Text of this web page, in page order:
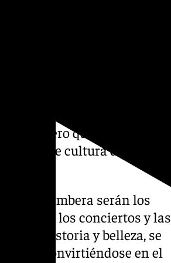
y Sabrina Nogueira».
en una
género que, más que un
de cultura del
y la Chumbera serán los
los conciertos y las
por su historia y belleza, se
convirtiéndose en el